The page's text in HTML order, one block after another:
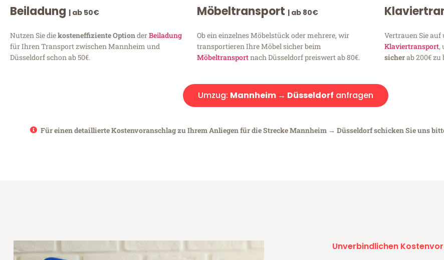
Beiladung | ab 50€
Nutzen Sie diekosteneffiziente OptionderBeiladung
für Ihren Transport zwischen Mannheim und
Düsseldorf schon ab 50€.
Möbeltransport | ab 80€
Ob ein einzelnes Möbelstück oder mehrere, wir
transportieren Ihre Möbel sicher beim
Möbeltransportnach Düsseldorf preiswert ab 80€.
Vertrauen Sie auf
Klaviertransport,
sicherab 200€ zu
Umzug: Mannheim → Düsseldorf anfragen
Für einen detaillierte Kostenvoranschlag zu Ihrem Anliegen für die Strecke Mannheim → Düsseldorf schicken Sie uns
Unverbindlichen